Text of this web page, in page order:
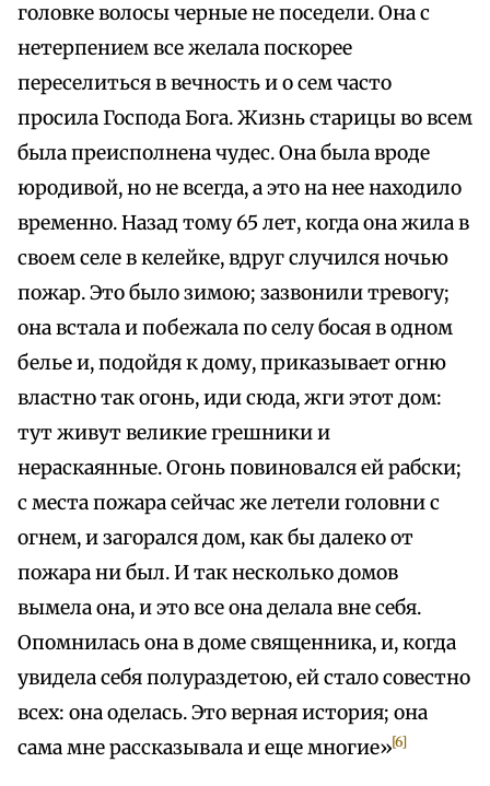
головке волосы черные не поседели. Она с
нетерпением все желала поскорее
переселиться в вечность и о сем часто
просила Господа Бога. Жизнь старицы во всем
была преисполнена чудес. Она была вроде
юродивой, но не всегда, а это на нее находило
временно. Назад тому 65 лет, когда она жила в
своем селе в келейке, вдруг случился ночью
пожар. Это было зимою; зазвонили тревогу;
она встала и побежала по селу босая в одном
белье и, подойдя к дому, приказывает огню
властно так огонь, иди сюда, жги этот дом:
тут живут великие грешники и
нераскаянные. Огонь повиновался ей рабски;
с места пожара сейчас же летели головни с
огнем, и загорался дом, как бы далеко от
пожара ни был. И так несколько домов
вымела она, и это все она делала вне себя.
Опомнилась она в доме священника, и, когда
увидела себя полураздетою, ей стало совестно
всех: она оделась. Это верная история; она
сама мне рассказывала и еще многие»[6]